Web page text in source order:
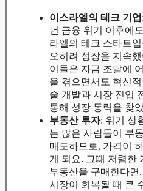
이스라엘의 테크 기업
년 금융 위기 이후에
라엘의 테크 스타트
오히려 성장을 지속
이들은 자금 조달에
을 겪으면서도 혁신적
술 개발과 시장 진입
통해 성장 동력을 찾
부동산 투자: 위기 상
는 많은 사람들이 부
매도하므로, 가격이
게 되요. 그때 저렴한
부동산을 구매한다면,
시장이 회복될 때 큰